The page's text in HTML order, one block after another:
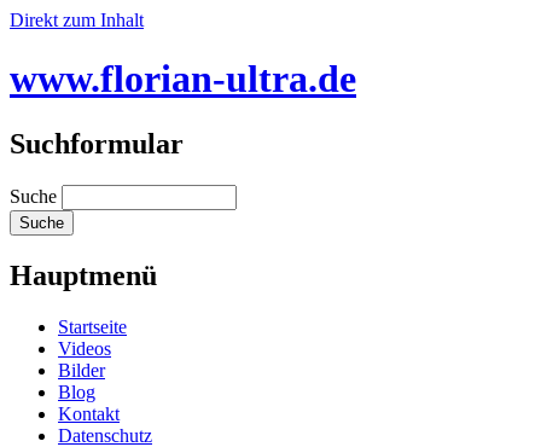
Direkt zum Inhalt
www.florian-ultra.de
Suchformular
Suche
Hauptmenü
Startseite
Videos
Bilder
Blog
Kontakt
Datenschutz